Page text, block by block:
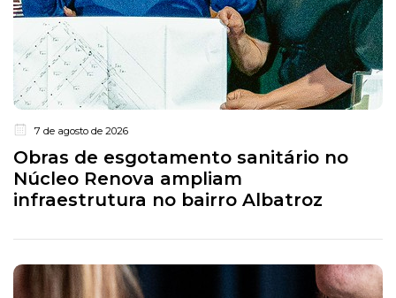
7 de agosto de 2026
Obras de esgotamento sanitário no
Núcleo Renova ampliam
infraestrutura no bairro Albatroz